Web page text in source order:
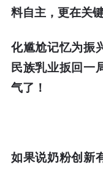
料自主，更在关
化尴尬记忆为振
民族乳业扳回一
气了！
如果说奶粉创新